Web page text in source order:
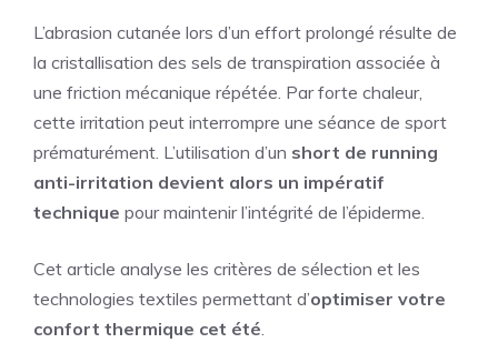
L’abrasion cutanée lors d’un effort prolongé résulte de
la cristallisation des sels de transpiration associée à
une friction mécanique répétée. Par forte chaleur,
cette irritation peut interrompre une séance de sport
prématurément. L’utilisation d’un short de running
anti-irritation devient alors un impératif
technique pour maintenir l’intégrité de l’épiderme.
Cet article analyse les critères de sélection et les
technologies textiles permettant d’optimiser votre
confort thermique cet été.